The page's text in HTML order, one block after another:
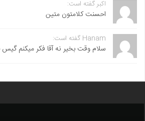
اکبر گفته است:
احسنت ‌کلامتون متین
Hanam گفته است:
سلام وقت بخیر نه آقا فکر میکنم گیس